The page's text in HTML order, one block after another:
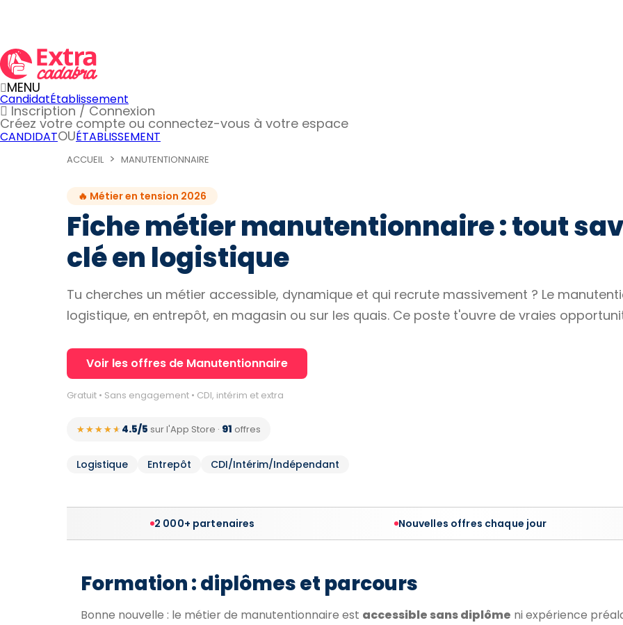
MENU
CandidatÉtablissement
Inscription / Connexion
Créez votre compte ou connectez-vous à votre espace
CANDIDATOUÉTABLISSEMENT
ACCUEIL MANUTENTIONNAIRE
🔥 Métier en tension 2026
Fiche métier manutentionnaire : tout
clé en logistique
Tu cherches un métier accessible, dynamique et qui recrute massivement ? Le
logistique, en entrepôt, en magasin ou sur les quais. Ce poste t'ouvre de vraies
Voir les offres de Manutentionnaire
Gratuit • Sans engagement • CDI, intérim et extra
★★★★★
★★★★★ 4.5/5 sur l'App Store · 91 offres
Logistique Entrepôt CDI/Intérim/Indépendant
2 000+ partenaires Nouvelles offres chaque jour
Formation : diplômes et parcours
Bonne nouvelle : le métier de manutentionnaire est accessible sans diplôme ni expérience